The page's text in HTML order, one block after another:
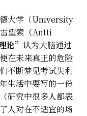
大学（University
望索（Antti
论” 认为大脑通过
在未来真正的危险
不断梦见考试失利
生活中要写的一份
研究中很多人都表
人对在不适宜的场